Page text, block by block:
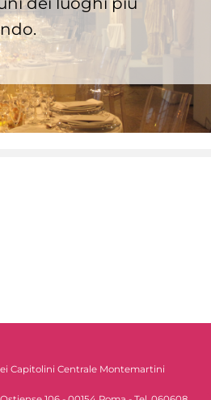
Capitolini Centrale Montemartini